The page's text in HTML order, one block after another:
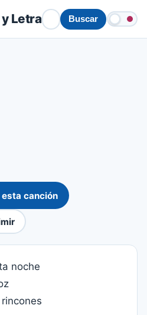
Letra Buscar
canción
noche